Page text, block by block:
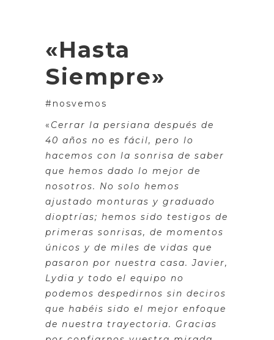
«Hasta
Siempre»
#nosvemos
« Cerrar la persiana después de
40 años no es fácil, pero lo
hacemos con la sonrisa de saber
que hemos dado lo mejor de
nosotros. No solo hemos
ajustado monturas y graduado
dioptrías; hemos sido testigos de
primeras sonrisas, de momentos
únicos y de miles de vidas que
pasaron por nuestra casa. Javier,
Lydia y todo el equipo no
podemos despedirnos sin deciros
que habéis sido el mejor enfoque
de nuestra trayectoria. Gracias